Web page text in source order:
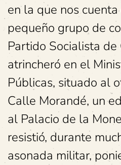
en la que nos
pequeño grupo de
Partido Socialista de
atrincheró en el
Públicas, situado al
Calle Morandé, un
al Palacio de la
resistió, durante
asonada militar,